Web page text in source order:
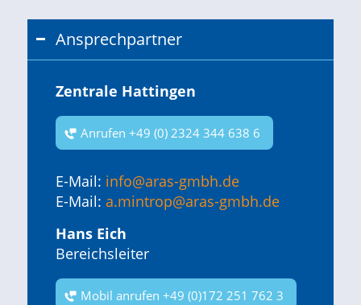
Ansprechpartner
Zentrale Hattingen
Anrufen +49 (0) 2324 344 638 6
E-Mail: info@aras-gmbh.de
E-Mail: a.mintrop@aras-gmbh.de
Hans Eich
Bereichsleiter
Mobil anrufen +49 (0)172 251 762 3